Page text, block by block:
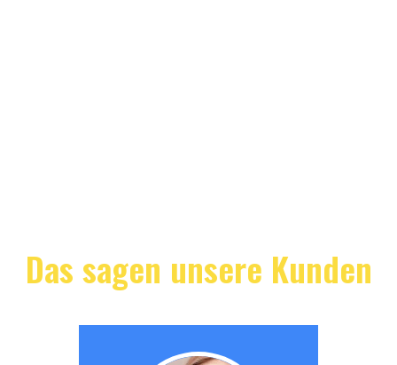
Das sagen unsere Kunden